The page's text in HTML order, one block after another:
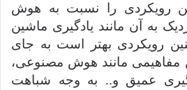
رویکردی را نسبت به هوش
به آن مانند یادگیری ماشین
رویکردی بهتر است به جای
مفاهیمی مانند هوش مصنوعی،
عمیق و.. به وجه شباهت